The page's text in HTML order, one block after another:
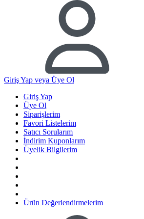
Giriş Yap veya Üye Ol
Giriş Yap
Üye Ol
Siparişlerim
Favori Listelerim
Satıcı Sorularım
İndirim Kuponlarım
Üyelik Bilgilerim
Ürün Değerlendirmelerim